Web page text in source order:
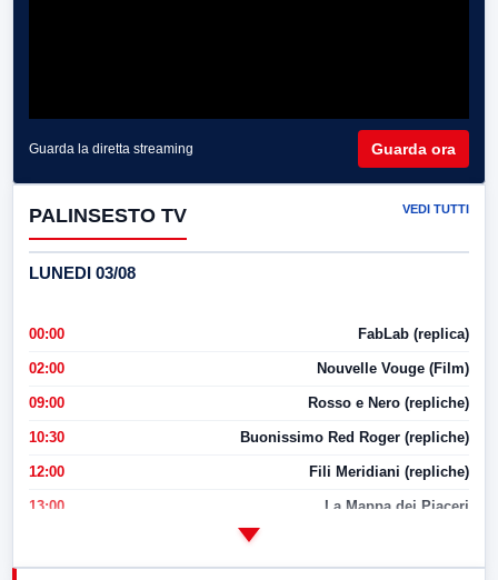
Guarda la diretta streaming Guarda ora
PALINSESTO TV VEDI TUTTI
LUNEDI 03/08
00:00 FabLab (replica)
02:00 Nouvelle Vouge (Film)
09:00 Rosso e Nero (repliche)
10:30 Buonissimo Red Roger (repliche)
12:00 Fili Meridiani (repliche)
13:00 La Mappa dei Piaceri